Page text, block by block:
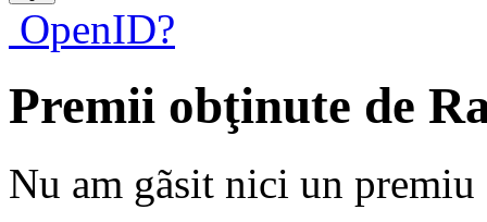
OpenID?
Premii obţinute de
Nu am gãsit nici un premiu